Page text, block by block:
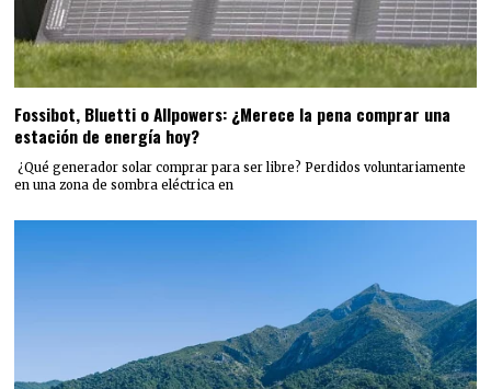
Fossibot, Bluetti o Allpowers: ¿Merece la pena comprar una
estación de energía hoy?
¿Qué generador solar comprar para ser libre? Perdidos voluntariamente
en una zona de sombra eléctrica en